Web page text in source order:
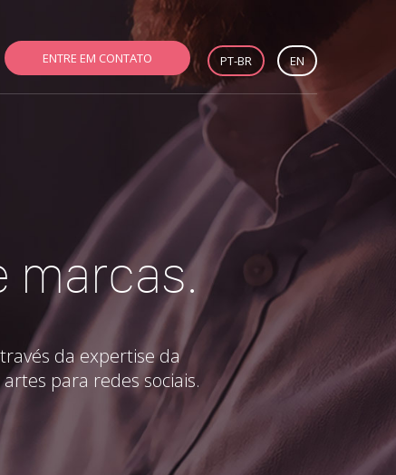
PT-BR EN
ENTRE EM CONTATO
marcas.
da expertise da
para redes sociais.